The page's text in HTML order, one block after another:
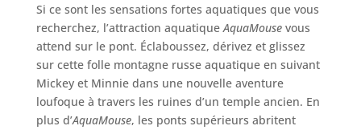
Si ce sont les sensations fortes aquatiques que vous
recherchez, l’attraction aquatiqueAquaMousevous
attend sur le pont. Éclaboussez, dérivez et glissez
sur cette folle montagne russe aquatique en suivant
Mickey et Minnie dans une nouvelle aventure
loufoque à travers les ruines d’un temple ancien. En
plus d’AquaMouse, les ponts supérieurs abritent